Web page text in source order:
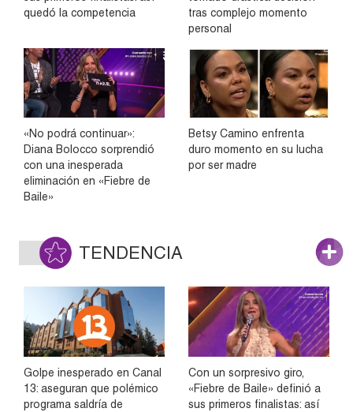
quedó la competencia
tras complejo momento
personal
«No podrá continuar»:
Diana Bolocco sorprendió
con una inesperada
eliminación en «Fiebre de
Baile»
Betsy Camino enfrenta
duro momento en su lucha
por ser madre
TENDENCIA
Golpe inesperado en Canal
13: aseguran que polémico
programa saldría de
Con un sorpresivo giro,
«Fiebre de Baile» definió a
sus primeros finalistas: así